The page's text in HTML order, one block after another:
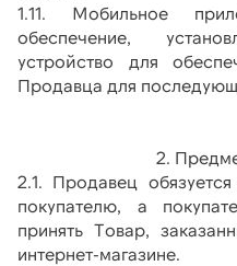
1.11. Мобильное
обеспечение,
устройство для
Продавца для
2.
2.1. Продавец
покупателю, а
принять Товар,
интернет-магазине.